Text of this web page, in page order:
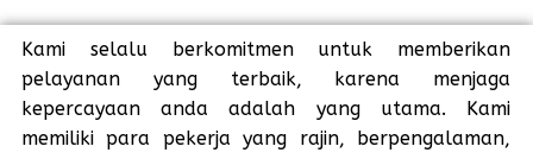
Kami selalu berkomitmen untuk memberikan
pelayanan yang terbaik, karena menjaga
kepercayaan anda adalah yang utama. Kami
memiliki para pekerja yang rajin, berpengalaman,